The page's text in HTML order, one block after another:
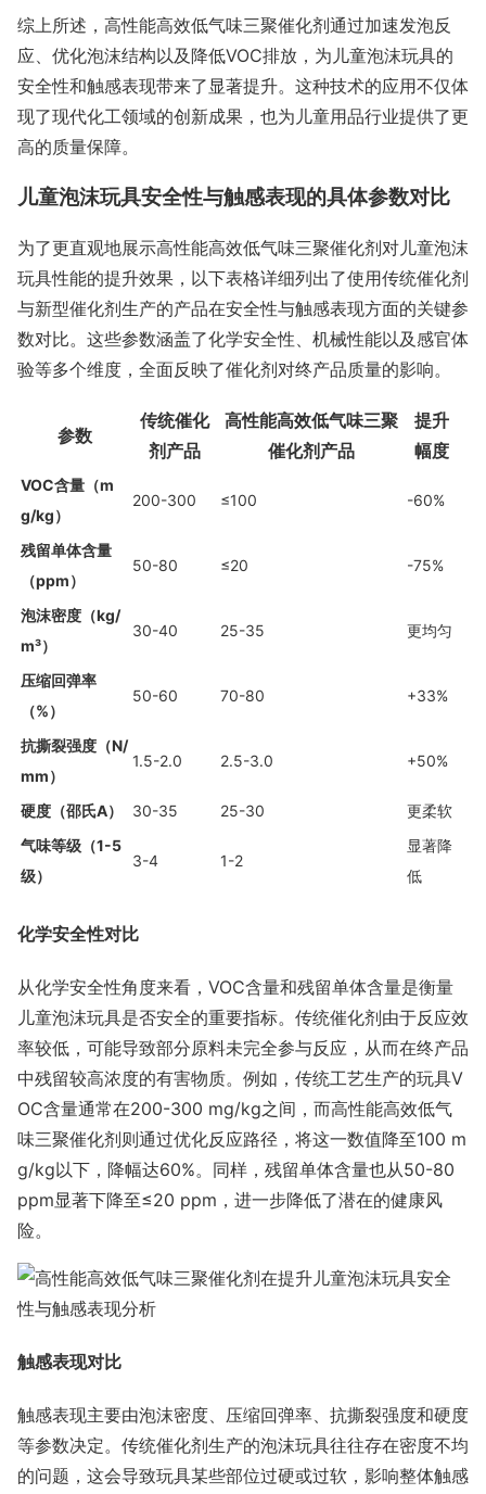
综上所述，高性能高效低气味三聚催化剂通过加速发泡反
应、优化泡沫结构以及降低VOC排放，为儿童泡沫玩具的
安全性和触感表现带来了显著提升。这种技术的应用不仅体
现了现代化工领域的创新成果，也为儿童用品行业提供了更
高的质量保障。
儿童泡沫玩具安全性与触感表现的具体参数对比
为了更直观地展示高性能高效低气味三聚催化剂对儿童泡沫
玩具性能的提升效果，以下表格详细列出了使用传统催化剂
与新型催化剂生产的产品在安全性与触感表现方面的关键参
数对比。这些参数涵盖了化学安全性、机械性能以及感官体
验等多个维度，全面反映了催化剂对终产品质量的影响。
参数
传统催化
剂产品
高性能高效低气味三聚
催化剂产品
提升
幅度
VOC含量（m
g/kg）
200-300 ≤100 -60%
残留单体含量
（ppm）
50-80 ≤20 -75%
泡沫密度（kg/
m³）
30-40 25-35 更均匀
压缩回弹率
（%）
50-60 70-80 +33%
抗撕裂强度（N/
mm）
1.5-2.0 2.5-3.0 +50%
硬度（邵氏A） 30-35 25-30
更柔软
气味等级（1-5
级）
3-4 1-2
显著降
低
化学安全性对比
从化学安全性角度来看，VOC含量和残留单体含量是衡量
儿童泡沫玩具是否安全的重要指标。传统催化剂由于反应效
率较低，可能导致部分原料未完全参与反应，从而在终产品
中残留较高浓度的有害物质。例如，传统工艺生产的玩具V
OC含量通常在200-300 mg/kg之间，而高性能高效低气
味三聚催化剂则通过优化反应路径，将这一数值降至100 m
g/kg以下，降幅达60%。同样，残留单体含量也从50-80
ppm显著下降至≤20 ppm，进一步降低了潜在的健康风
险。
触感表现对比
触感表现主要由泡沫密度、压缩回弹率、抗撕裂强度和硬度
等参数决定。传统催化剂生产的泡沫玩具往往存在密度不均
的问题，这会导致玩具某些部位过硬或过软，影响整体触感